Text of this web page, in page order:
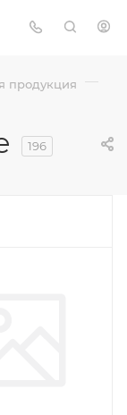
продукция —
196